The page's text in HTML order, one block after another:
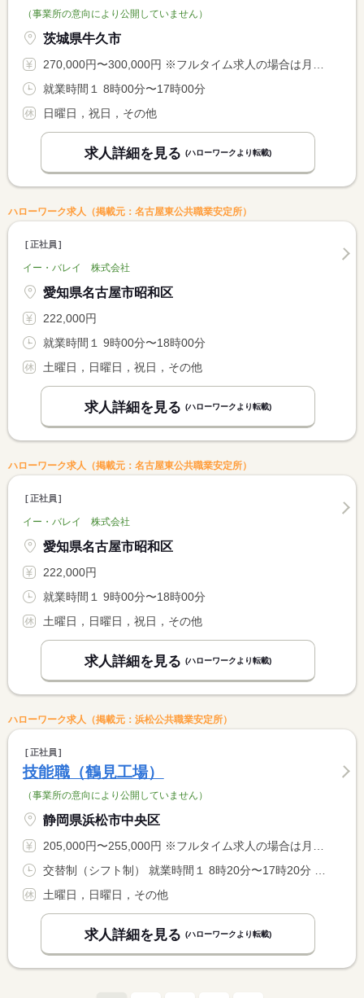
（事業所の意向により公開していません）
茨城県牛久市
270,000円〜300,000円 ※フルタイム求人の場合は月額（換算額）、パート求人の場合は時間額を表示しています。
就業時間１ 8時00分〜17時00分
日曜日，祝日，その他
求人詳細を見る (ハローワークより転載)
ハローワーク求人（掲載元：名古屋東公共職業安定所）
正社員
イー・バレイ 株式会社
愛知県名古屋市昭和区
222,000円
就業時間１ 9時00分〜18時00分
土曜日，日曜日，祝日，その他
求人詳細を見る (ハローワークより転載)
ハローワーク求人（掲載元：名古屋東公共職業安定所）
正社員
イー・バレイ 株式会社
愛知県名古屋市昭和区
222,000円
就業時間１ 9時00分〜18時00分
土曜日，日曜日，祝日，その他
求人詳細を見る (ハローワークより転載)
ハローワーク求人（掲載元：浜松公共職業安定所）
正社員
技能職（鶴見工場）
（事業所の意向により公開していません）
静岡県浜松市中央区
205,000円〜255,000円 ※フルタイム求人の場合は月額（換算額）、パート求人の場合は時間額を表示しています。
交替制（シフト制） 就業時間１ 8時20分〜17時20分 就業時間２ 0時20分〜9時20分 又は 16時20分〜1時20分
土曜日，日曜日，その他
求人詳細を見る (ハローワークより転載)